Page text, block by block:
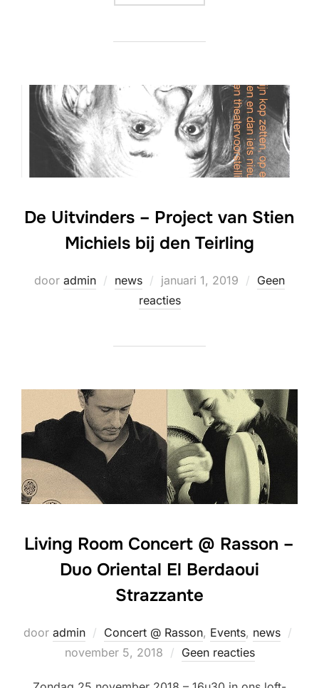
De Uitvinders – Project van Stien
Michiels bij den Teirling
door admin news
Geplaatst
op
januari 1, 2019
Geen
reacties
Living Room Concert @ Rasson –
Duo Oriental El Berdaoui
Strazzante
door admin Concert @ Rasson, Events, news
november 5, 2018 Geen reacties